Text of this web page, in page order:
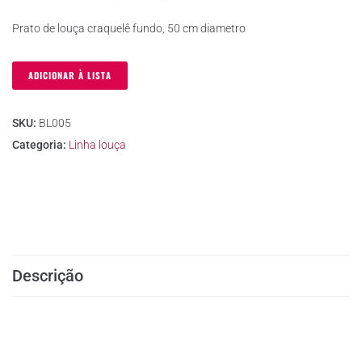
Prato de louça craquelê fundo, 50 cm diametro
ADICIONAR À LISTA
SKU: BL005
Categoria: Linha louça
Descrição